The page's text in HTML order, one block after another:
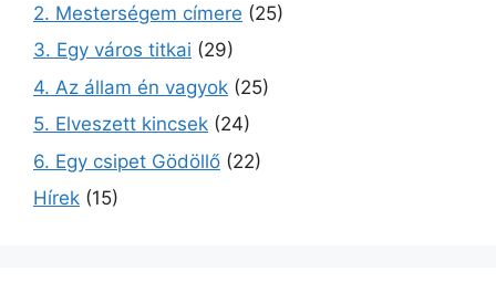
2. Mesterségem címere (25)
3. Egy város titkai (29)
4. Az állam én vagyok (25)
5. Elveszett kincsek (24)
6. Egy csipet Gödöllő (22)
Hírek (15)